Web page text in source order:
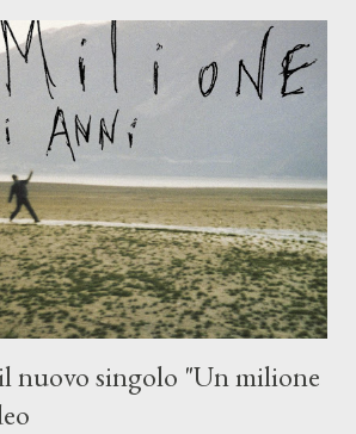
che il nostro inizia questo concept
è" , raccontando la separazione dalla
e del caldo afoso che opprime,
"Non so che ora è, che giorno
E' raro fare uscire come singolo una
nuovo singolo "Un milione